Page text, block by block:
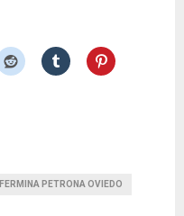
FERMINA PETRONA OVIEDO